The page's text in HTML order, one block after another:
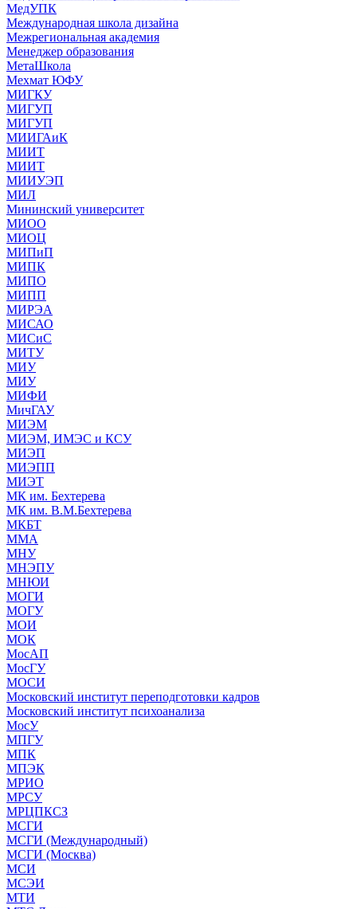
МедУПК
Международная школа дизайна
Межрегиональная академия
Менеджер образования
МетаШкола
Мехмат ЮФУ
МИГКУ
МИГУП
МИГУП
МИИГАиК
МИИТ
МИИТ
МИИУЭП
МИЛ
Мининский университет
МИОО
МИОЦ
МИПиП
МИПК
МИПО
МИПП
МИРЭА
МИСАО
МИСиС
МИТУ
МИУ
МИУ
МИФИ
МичГАУ
МИЭМ
МИЭМ, ИМЭС и КСУ
МИЭП
МИЭПП
МИЭТ
МК им. Бехтерева
МК им. В.М.Бехтерева
МКБТ
ММА
МНУ
МНЭПУ
МНЮИ
МОГИ
МОГУ
МОИ
МОК
МосАП
МосГУ
МОСИ
Московский институт переподготовки кадров
Московский институт психоанализа
МосУ
МПГУ
МПК
МПЭК
МРИО
МРСУ
МРЦПКСЗ
МСГИ
МСГИ (Международный)
МСГИ (Москва)
МСИ
МСЭИ
МТИ